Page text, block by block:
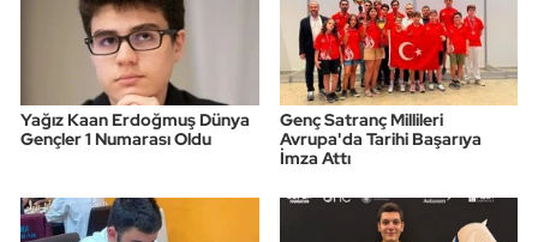
Yağız Kaan Erdoğmuş Dünya
Gençler 1 Numarası Oldu
Genç Satranç Millileri
Avrupa'da Tarihi Başarıya
İmza Attı